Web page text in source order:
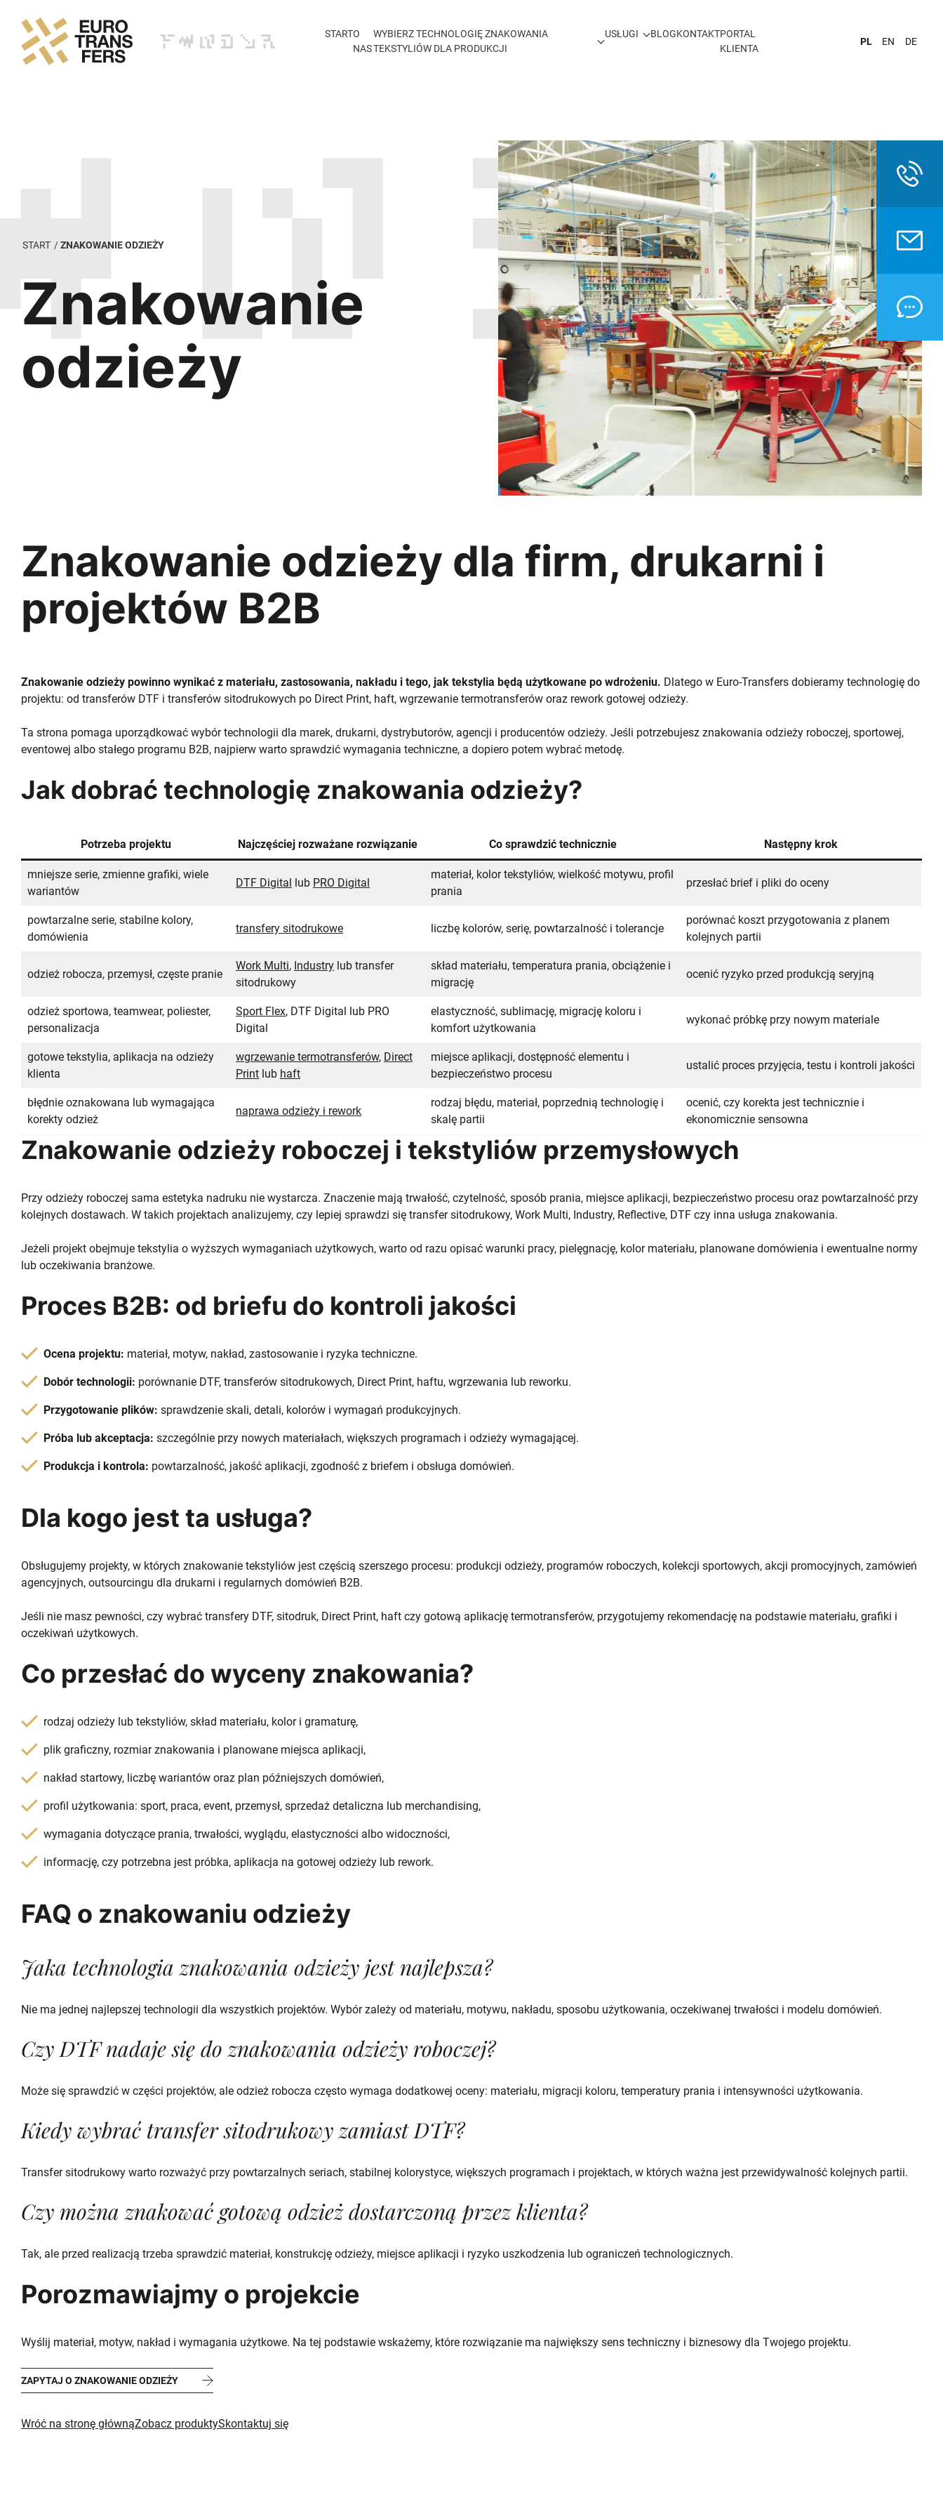
PL EN DE
STARTO
NAS
WYBIERZ TECHNOLOGIĘ ZNAKOWANIA
TEKSTYLIÓW DLA PRODUKCJI
USŁUGI BLOGKONTAKTPORTAL
KLIENTA
START /ZNAKOWANIE ODZIEŻY
Znakowanie
odzieży
Znakowanie odzieży dla firm, drukarni i
projektów B2B
Znakowanie odzieży powinno wynikać z materiału, zastosowania, nakładu i tego, jak tekstylia będą użytkowane po wdrożeniu. Dlatego w Euro-Transfers dobieramy technologię do
projektu: od transferów DTF i transferów sitodrukowych po Direct Print, haft, wgrzewanie termotransferów oraz rework gotowej odzieży.
Ta strona pomaga uporządkować wybór technologii dla marek, drukarni, dystrybutorów, agencji i producentów odzieży. Jeśli potrzebujesz znakowania odzieży roboczej, sportowej,
eventowej albo stałego programu B2B, najpierw warto sprawdzić wymagania techniczne, a dopiero potem wybrać metodę.
Jak dobrać technologię znakowania odzieży?
Potrzeba projektu Najczęściej rozważane rozwiązanie Co sprawdzić technicznie Następny krok
mniejsze serie, zmienne grafiki, wiele
wariantów
DTF Digital lub PRO Digital
materiał, kolor tekstyliów, wielkość motywu, profil
prania
przesłać brief i pliki do oceny
powtarzalne serie, stabilne kolory,
domówienia
transfery sitodrukowe liczbę kolorów, serię, powtarzalność i tolerancje
porównać koszt przygotowania z planem
kolejnych partii
odzież robocza, przemysł, częste pranie
Work Multi, Industry lub transfer
sitodrukowy
skład materiału, temperatura prania, obciążenie i
migrację
ocenić ryzyko przed produkcją seryjną
odzież sportowa, teamwear, poliester,
personalizacja
Sport Flex, DTF Digital lub PRO
Digital
elastyczność, sublimację, migrację koloru i
komfort użytkowania
wykonać próbkę przy nowym materiale
gotowe tekstylia, aplikacja na odzieży
klienta
wgrzewanie termotransferów, Direct
Print lub haft
miejsce aplikacji, dostępność elementu i
bezpieczeństwo procesu
ustalić proces przyjęcia, testu i kontroli jakości
błędnie oznakowana lub wymagająca
korekty odzież
naprawa odzieży i rework
rodzaj błędu, materiał, poprzednią technologię i
skalę partii
ocenić, czy korekta jest technicznie i
ekonomicznie sensowna
Znakowanie odzieży roboczej i tekstyliów przemysłowych
Przy odzieży roboczej sama estetyka nadruku nie wystarcza. Znaczenie mają trwałość, czytelność, sposób prania, miejsce aplikacji, bezpieczeństwo procesu oraz powtarzalność przy
kolejnych dostawach. W takich projektach analizujemy, czy lepiej sprawdzi się transfer sitodrukowy, Work Multi, Industry, Reflective, DTF czy inna usługa znakowania.
Jeżeli projekt obejmuje tekstylia o wyższych wymaganiach użytkowych, warto od razu opisać warunki pracy, pielęgnację, kolor materiału, planowane domówienia i ewentualne normy
lub oczekiwania branżowe.
Proces B2B: od briefu do kontroli jakości
Ocena projektu: materiał, motyw, nakład, zastosowanie i ryzyka techniczne.
Dobór technologii: porównanie DTF, transferów sitodrukowych, Direct Print, haftu, wgrzewania lub reworku.
Przygotowanie plików: sprawdzenie skali, detali, kolorów i wymagań produkcyjnych.
Próba lub akceptacja: szczególnie przy nowych materiałach, większych programach i odzieży wymagającej.
Produkcja i kontrola: powtarzalność, jakość aplikacji, zgodność z briefem i obsługa domówień.
Dla kogo jest ta usługa?
Obsługujemy projekty, w których znakowanie tekstyliów jest częścią szerszego procesu: produkcji odzieży, programów roboczych, kolekcji sportowych, akcji promocyjnych, zamówień
agencyjnych, outsourcingu dla drukarni i regularnych domówień B2B.
Jeśli nie masz pewności, czy wybrać transfery DTF, sitodruk, Direct Print, haft czy gotową aplikację termotransferów, przygotujemy rekomendację na podstawie materiału, grafiki i
oczekiwań użytkowych.
Co przesłać do wyceny znakowania?
rodzaj odzieży lub tekstyliów, skład materiału, kolor i gramaturę,
plik graficzny, rozmiar znakowania i planowane miejsca aplikacji,
nakład startowy, liczbę wariantów oraz plan późniejszych domówień,
profil użytkowania: sport, praca, event, przemysł, sprzedaż detaliczna lub merchandising,
wymagania dotyczące prania, trwałości, wyglądu, elastyczności albo widoczności,
informację, czy potrzebna jest próbka, aplikacja na gotowej odzieży lub rework.
FAQ o znakowaniu odzieży
Jaka technologia znakowania odzieży jest najlepsza?
Nie ma jednej najlepszej technologii dla wszystkich projektów. Wybór zależy od materiału, motywu, nakładu, sposobu użytkowania, oczekiwanej trwałości i modelu domówień.
Czy DTF nadaje się do znakowania odzieży roboczej?
Może się sprawdzić w części projektów, ale odzież robocza często wymaga dodatkowej oceny: materiału, migracji koloru, temperatury prania i intensywności użytkowania.
Kiedy wybrać transfer sitodrukowy zamiast DTF?
Transfer sitodrukowy warto rozważyć przy powtarzalnych seriach, stabilnej kolorystyce, większych programach i projektach, w których ważna jest przewidywalność kolejnych partii.
Czy można znakować gotową odzież dostarczoną przez klienta?
Tak, ale przed realizacją trzeba sprawdzić materiał, konstrukcję odzieży, miejsce aplikacji i ryzyko uszkodzenia lub ograniczeń technologicznych.
Porozmawiajmy o projekcie
Wyślij materiał, motyw, nakład i wymagania użytkowe. Na tej podstawie wskażemy, które rozwiązanie ma największy sens techniczny i biznesowy dla Twojego projektu.
ZAPYTAJ O ZNAKOWANIE ODZIEŻY
Wróć na stronę głównąZobacz produktySkontaktuj się